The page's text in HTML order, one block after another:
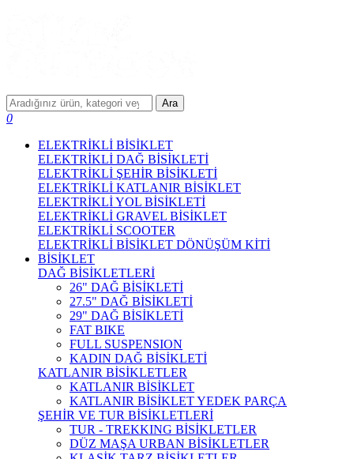
Ara
0
ELEKTRİKLİ BİSİKLET
ELEKTRİKLİ DAĞ BİSİKLETİ
ELEKTRİKLİ ŞEHİR BİSİKLETİ
ELEKTRİKLİ KATLANIR BİSİKLET
ELEKTRİKLİ YOL BİSİKLETİ
ELEKTRİKLİ GRAVEL BİSİKLET
ELEKTRİKLİ SCOOTER
ELEKTRİKLİ BİSİKLET DÖNÜŞÜM KİTİ
BİSİKLET
DAĞ BİSİKLETLERİ
26" DAĞ BİSİKLETİ
27.5" DAĞ BİSİKLETİ
29" DAĞ BİSİKLETİ
FAT BIKE
FULL SUSPENSION
KADIN DAĞ BİSİKLETİ
KATLANIR BİSİKLETLER
KATLANIR BİSİKLET
KATLANIR BİSİKLET YEDEK PARÇA
ŞEHİR VE TUR BİSİKLETLERİ
TUR - TREKKING BİSİKLETLER
DÜZ MAŞA URBAN BİSİKLETLER